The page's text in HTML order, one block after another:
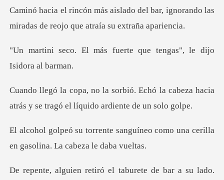
el bar, ignorando las
miradas de reo
s fuerte que tengas", l
chó la cabeza hacia
atrás y se tragó
nguíneo como una cerilla
en gaso
taburete de bar a su lado.